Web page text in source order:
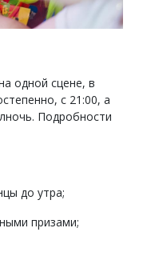
одной сцене, в
с 21:00, а
Подробности
до утра;
призами;